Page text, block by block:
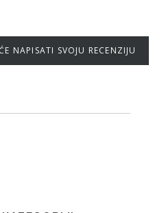
NAPISATI SVOJU RECENZIJU